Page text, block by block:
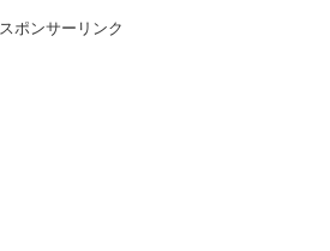
スポンサーリンク